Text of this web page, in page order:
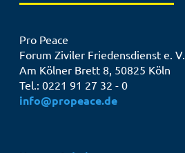
Pro Peace
Forum Ziviler Friedensdienst e. V.
Am Kölner Brett 8, 50825 Köln
Tel.: 0221 91 27 32 - 0
info@propeace.de